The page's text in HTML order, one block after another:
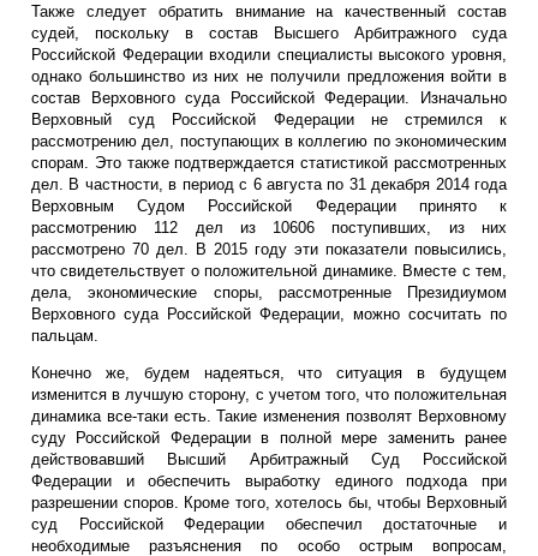
Также следует обратить внимание на качественный состав
судей, поскольку в состав Высшего Арбитражного суда
Российской Федерации входили специалисты высокого уровня,
однако большинство из них не получили предложения войти в
состав Верховного суда Российской Федерации. Изначально
Верховный суд Российской Федерации не стремился к
рассмотрению дел, поступающих в коллегию по экономическим
спорам. Это также подтверждается статистикой рассмотренных
дел. В частности, в период с 6 августа по 31 декабря 2014 года
Верховным Судом Российской Федерации принято к
рассмотрению 112 дел из 10606 поступивших, из них
рассмотрено 70 дел. В 2015 году эти показатели повысились,
что свидетельствует о положительной динамике. Вместе с тем,
дела, экономические споры, рассмотренные Президиумом
Верховного суда Российской Федерации, можно сосчитать по
пальцам.
Конечно же, будем надеяться, что ситуация в будущем
изменится в лучшую сторону, с учетом того, что положительная
динамика все-таки есть. Такие изменения позволят Верховному
суду Российской Федерации в полной мере заменить ранее
действовавший Высший Арбитражный Суд Российской
Федерации и обеспечить выработку единого подхода при
разрешении споров. Кроме того, хотелось бы, чтобы Верховный
суд Российской Федерации обеспечил достаточные и
необходимые разъяснения по особо острым вопросам,